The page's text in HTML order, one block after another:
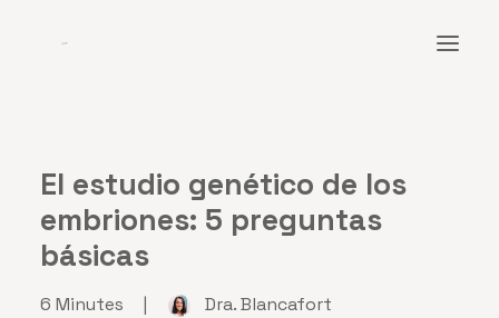
CONÓCENOS
RECURSOS
CONSULTAS
El estudio genético de los
embriones: 5 preguntas
básicas
6 Minutes | Dra. Blancafort